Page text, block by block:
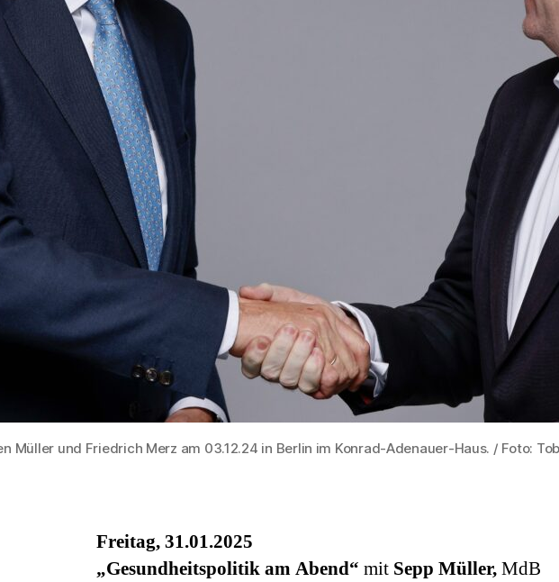
Müller und Friedrich Merz am 03.12.24 in Berlin im Konrad-Adenauer-Haus. / Foto:
Freitag, 31.01.2025
„Gesundheitspolitik am Abend“ mit Sepp Müller,MdB